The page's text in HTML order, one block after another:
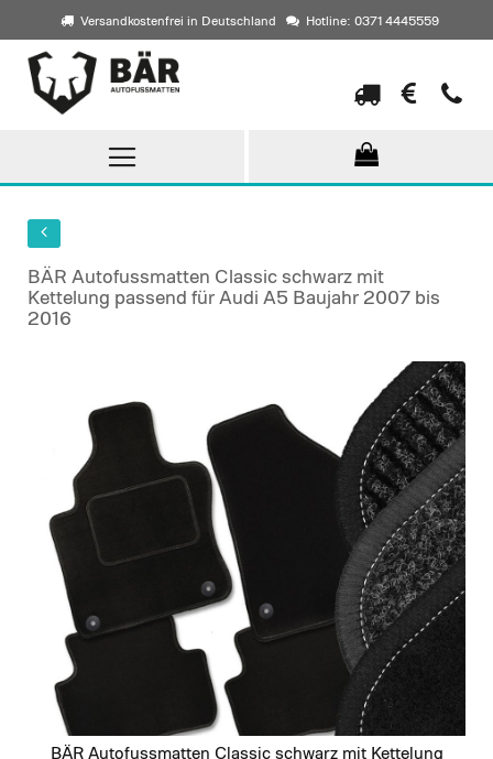
Versandkostenfrei in Deutschland Hotline: 0371 4445559
Direkt
zum
Inhalt
BÄR Autofussmatten Classic schwarz mit
Kettelung passend für Audi A5 Baujahr 2007 bis
2016
images
gallery
BÄR Autofussmatten Classic schwarz mit Kettelung